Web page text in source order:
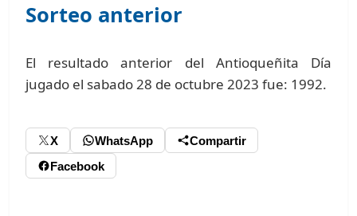
Sorteo anterior
El resultado anterior del Antioqueñita Día
jugado el sabado 28 de octubre 2023 fue: 1992.
X WhatsApp
Compartir
Facebook